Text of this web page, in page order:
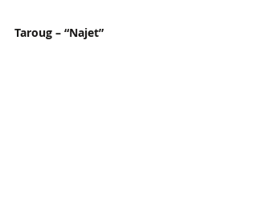
Taroug – “Najet”